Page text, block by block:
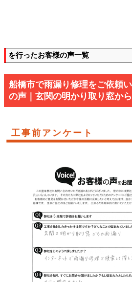
を行ったお客様の声一覧
船橋市で雨漏り修理をご依頼
の声｜玄関の明かり取り窓か
工事前アンケート